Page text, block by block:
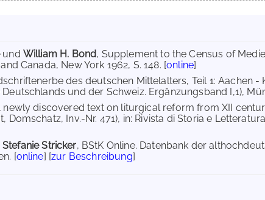
und William H. Bond, Supplement to the Census of
Canada, New York 1962, S. 148. [online]
des deutschen Mittelalters, Teil 1: Aachen -
und der Schweiz. Ergänzungsband I,1),
newly discovered text on liturgical reform from XII
Domschatz, Inv.-Nr. 471), in: Rivista di Storia e
Stefanie Stricker, BStK Online. Datenbank der
[online] [zur Beschreibung]